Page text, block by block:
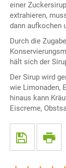
einer
extrahieren,
dann aufkochen
Durch die
hält sich der
Der Sirup wird
wie Limonaden,
hinaus kann
Eiscreme,